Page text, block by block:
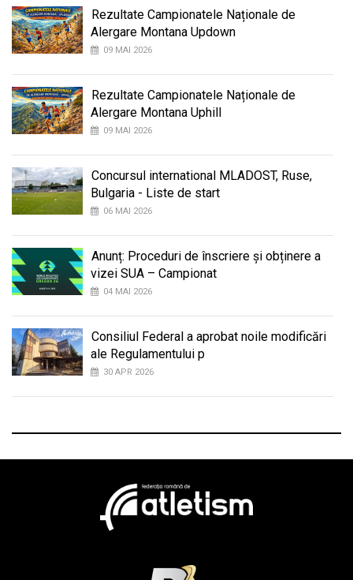
Rezultate Campionatele Naționale de
Alergare Montana Updown
09 MAI 2026
Rezultate Campionatele Naționale de
Alergare Montana Uphill
09 MAI 2026
Concursul international MLADOST, Ruse,
Bulgaria - Liste de start
06 MAI 2026
Anunț: Proceduri de înscriere și obținere a
vizei SUA – Campionat
04 MAI 2026
Consiliul Federal a aprobat noile modificări
ale Regulamentului p
30 APR 2026